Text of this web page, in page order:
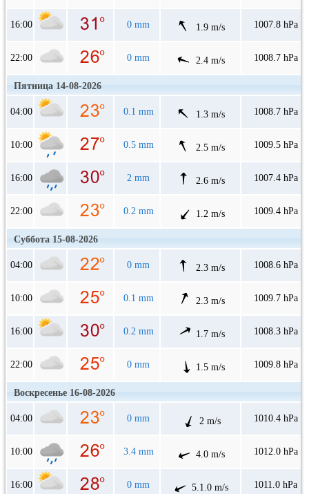
16:00 0 mm 1.9 m/s 1007.8 hPa
22:00 0 mm 2.4 m/s 1008.7 hPa
Пятница 14-08-2026
04:00 0.1 mm 1.3 m/s 1008.7 hPa
10:00 0.5 mm 2.5 m/s 1009.5 hPa
16:00 2 mm 2.6 m/s 1007.4 hPa
22:00 0.2 mm 1.2 m/s 1009.4 hPa
Суббота 15-08-2026
04:00 0 mm 2.3 m/s 1008.6 hPa
10:00 0.1 mm 2.3 m/s 1009.7 hPa
16:00 0.2 mm 1.7 m/s 1008.3 hPa
22:00 0 mm 1.5 m/s 1009.8 hPa
Воскресенье 16-08-2026
04:00 0 mm 2 m/s 1010.4 hPa
10:00 3.4 mm 4.0 m/s 1012.0 hPa
16:00 0 mm 5.1.0 m/s 1011.0 hPa